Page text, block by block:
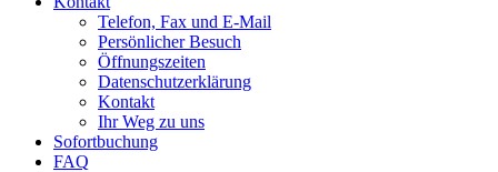
Telefon, Fax und E-Mail
Persönlicher Besuch
Öffnungszeiten
Datenschutzerklärung
Kontakt
Ihr Weg zu uns
Sofortbuchung
FAQ